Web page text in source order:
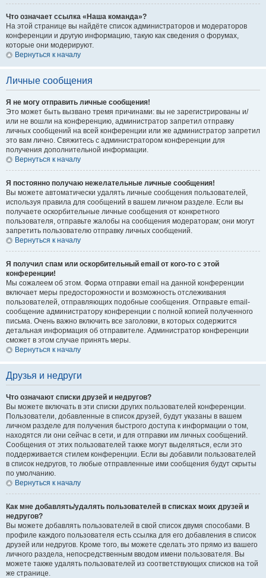
Что означает ссылка «Наша команда»?
На этой странице вы найдёте список администраторов и модераторов
конференции и другую информацию, такую как сведения о форумах,
которые они модерируют.
Вернуться к началу
Личные сообщения
Я не могу отправить личные сообщения!
Это может быть вызвано тремя причинами: вы не зарегистрированы и/
или не вошли на конференцию, администратор запретил отправку
личных сообщений на всей конференции или же администратор запретил
это вам лично. Свяжитесь с администратором конференции для
получения дополнительной информации.
Вернуться к началу
Я постоянно получаю нежелательные личные сообщения!
Вы можете автоматически удалять личные сообщения пользователей,
используя правила для сообщений в вашем личном разделе. Если вы
получаете оскорбительные личные сообщения от конкретного
пользователя, отправьте жалобы на сообщения модераторам; они могут
запретить пользователю отправку личных сообщений.
Вернуться к началу
Я получил спам или оскорбительный email от кого-то с этой
конференции!
Мы сожалеем об этом. Форма отправки email на данной конференции
включает меры предосторожности и возможность отслеживания
пользователей, отправляющих подобные сообщения. Отправьте email-
сообщение администратору конференции с полной копией полученного
письма. Очень важно включить все заголовки, в которых содержится
детальная информация об отправителе. Администратор конференции
сможет в этом случае принять меры.
Вернуться к началу
Друзья и недруги
Что означают списки друзей и недругов?
Вы можете включать в эти списки других пользователей конференции.
Пользователи, добавленные в список друзей, будут указаны в вашем
личном разделе для получения быстрого доступа к информации о том,
находятся ли они сейчас в сети, и для отправки им личных сообщений.
Сообщения от этих пользователей также могут выделяться, если это
поддерживается стилем конференции. Если вы добавили пользователей
в список недругов, то любые отправленные ими сообщения будут скрыты
по умолчанию.
Вернуться к началу
Как мне добавлять/удалять пользователей в списках моих друзей и
недругов?
Вы можете добавлять пользователей в свой список двумя способами. В
профиле каждого пользователя есть ссылка для его добавления в список
друзей или недругов. Кроме того, вы можете сделать это прямо из вашего
личного раздела, непосредственным вводом имени пользователя. Вы
можете также удалять пользователей из соответствующих списков на той
же странице.